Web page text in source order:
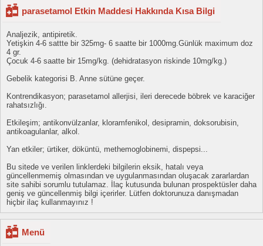
parasetamol Etkin Maddesi Hakkında Kısa Bilgi
Analjezik, antipiretik.
Yetişkin 4-6 sattte bir 325mg- 6 saatte bir 1000mg.Günlük maximum doz
4 gr.
Çocuk 4-6 saatte bir 15mg/kg. (dehidratasyon riskinde 10mg/kg.)
Gebelik kategorisi B. Anne sütüne geçer.
Kontrendikasyon; parasetamol allerjisi, ileri derecede böbrek ve karaciğer
rahatsızlığı.
Etkileşim; antikonvülzanlar, kloramfenikol, desipramin, doksorubisin,
antikoagulanlar, alkol.
Yan etkiler; ürtiker, döküntü, methemoglobinemi, dispepsi...
Bu sitede ve verilen linklerdeki bilgilerin eksik, hatalı veya
güncellenmemiş olmasından ve uygulanmasından oluşacak zararlardan
site sahibi sorumlu tutulamaz. İlaç kutusunda bulunan prospektüsler daha
geniş ve güncellenmiş bilgi içerirler. Lütfen doktorunuza danışmadan
hiçbir ilaç kullanmayınız !
Menü